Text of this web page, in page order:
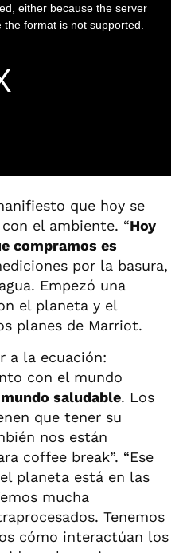
que hoy se
el ambiente. “Hoy
compramos es
por la basura,
Empezó una
el planeta y el
planes de Marriot.
a la ecuación:
con el mundo
mundo saludable. Los
que tener su
nos están
coffee break”. “Ese
planeta está en las
mucha
Tenemos
cómo interactúan los